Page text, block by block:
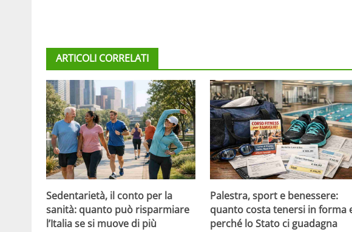
ARTICOLI CORRELATI
Sedentarietà, il conto per la
sanità: quanto può risparmiare
l’Italia se si muove di più
Palestra, sport e benessere:
quanto costa tenersi in forma
perché lo Stato ci guadagna